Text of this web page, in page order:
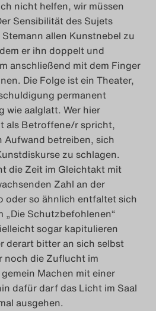
nicht helfen, wir müssen
Sensibilität des Sujets
allen Kunstnebel zu
er ihn doppelt und
anschließend mit dem Finger
Die Folge ist ein Theater,
permanent
wie aalglatt. Wer hier
als Betroffene/r spricht,
Aufwand betreiben, sich
zu schlagen.
die Zeit im Gleichtakt mit
Zahl an der
oder so ähnlich entfaltet sich
„Die Schutzbefohlenen“
sogar kapitulieren
derart bitter an sich selbst
noch die Zuflucht im
Machen mit einer
dafür darf das Licht im Saal
ausgehen.